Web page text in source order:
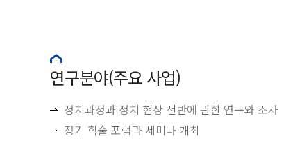
연구분야(주요 사업)
정치과정과 정치 현상 전반에 관한 연구와 조사
정기 학술 포럼과 세미나 개최